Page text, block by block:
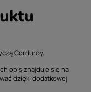
Corduroy.
opis znajduje się na
dzięki dodatkowej